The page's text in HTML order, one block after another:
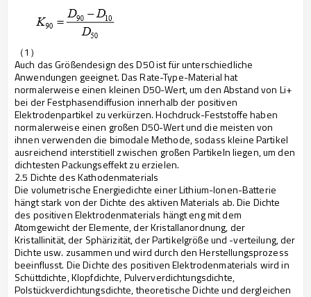
（1 ）
Auch das Größendesign des D50 ist für unterschiedliche
Anwendungen geeignet. Das Rate-Type-Material hat
normalerweise einen kleinen D50-Wert, um den Abstand von Li+
bei der Festphasendiffusion innerhalb der positiven
Elektrodenpartikel zu verkürzen. Hochdruck-Feststoffe haben
normalerweise einen großen D50-Wert und die meisten von
ihnen verwenden die bimodale Methode, sodass kleine Partikel
ausreichend interstitiell zwischen großen Partikeln liegen, um den
dichtesten Packungseffekt zu erzielen.
2.5 Dichte des Kathodenmaterials
Die volumetrische Energiedichte einer Lithium-Ionen-Batterie
hängt stark von der Dichte des aktiven Materials ab. Die Dichte
des positiven Elektrodenmaterials hängt eng mit dem
Atomgewicht der Elemente, der Kristallanordnung, der
Kristallinität, der Sphärizität, der Partikelgröße und -verteilung, der
Dichte usw. zusammen und wird durch den Herstellungsprozess
beeinflusst. Die Dichte des positiven Elektrodenmaterials wird in
Schüttdichte, Klopfdichte, Pulververdichtungsdichte,
Polstückverdichtungsdichte, theoretische Dichte und dergleichen